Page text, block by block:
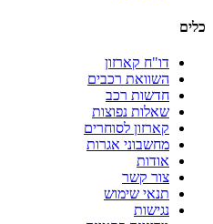
כלים
דו"ח קארזון
השוואת רכבים
חדשות רכב
שאלות נפוצות
קארזון לסוחרים
מחשבוני אגרות
אודות
צור קשר
תנאי שימוש
נגישות